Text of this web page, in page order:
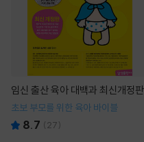
임신 출산 육아 대백과 최신개정판
초보 부모를 위한 육아 바이블
8.7 ( 27)